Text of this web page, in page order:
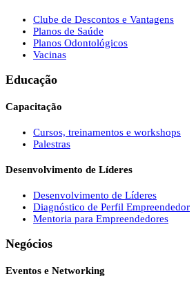
Clube de Descontos e Vantagens
Planos de Saúde
Planos Odontológicos
Vacinas
Educação
Capacitação
Cursos, treinamentos e workshops
Palestras
Desenvolvimento de Líderes
Desenvolvimento de Líderes
Diagnóstico de Perfil Empreendedor
Mentoria para Empreendedores
Negócios
Eventos e Networking